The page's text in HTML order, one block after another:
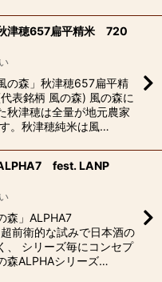
津穂657扁平精米 720
森」秋津穂657扁平精
表銘柄 風の森) 風の森に
秋津穂は全量が地元農家
。秋津穂純米は風…
fest. LANP
森」ALPHA7
前衛的な試みで日本酒の
、 シリーズ毎にコンセプ
森ALPHAシリーズ…